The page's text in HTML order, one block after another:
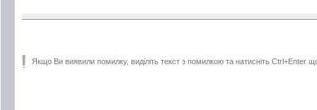
Якщо Ви виявили помилку, виділіть текст з помилкою та натисніть Ctrl+Enter